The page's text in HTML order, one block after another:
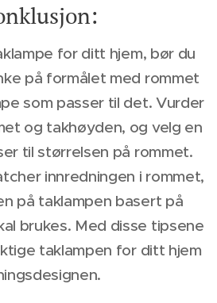
for ditt hjem, bør du
på formålet med rommet
som passer til det. Vurder
og takhøyden, og velg en
til størrelsen på rommet.
innredningen i rommet,
på taklampen basert på
brukes. Med disse tipsene
taklampen for ditt hjem